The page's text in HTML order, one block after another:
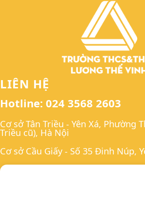
LIÊN HỆ
Hotline: 024 3568 2603
Cơ sở Tân Triều - Yên Xá, Phường
Triều cũ), Hà Nội
Cơ sở Cầu Giấy - Số 35 Đinh Núp,